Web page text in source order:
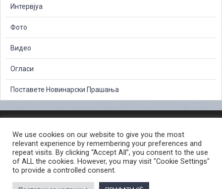
Интервјуа
Фото
Видео
Огласи
Поставете Новинарски Прашања
СЛОБОДЕН ПРИСТАП ДО ИНФОРМАЦИИ ОД ЈАВЕН КАРАКТЕР
ПОСТАПКА ЗА ПРИЈАВА НА КРИВИЧНО ДЕЛО
КОРИСНИ ЛИНКОВИ
ПОЛИТИКА ЗА ПРИВАТНОСТ ВЕБ СТРАНИЦА
We use cookies on our website to give you the most
relevant experience by remembering your preferences and
repeat visits. By clicking “Accept All”, you consent to the use
of ALL the cookies. However, you may visit "Cookie Settings"
to provide a controlled consent.